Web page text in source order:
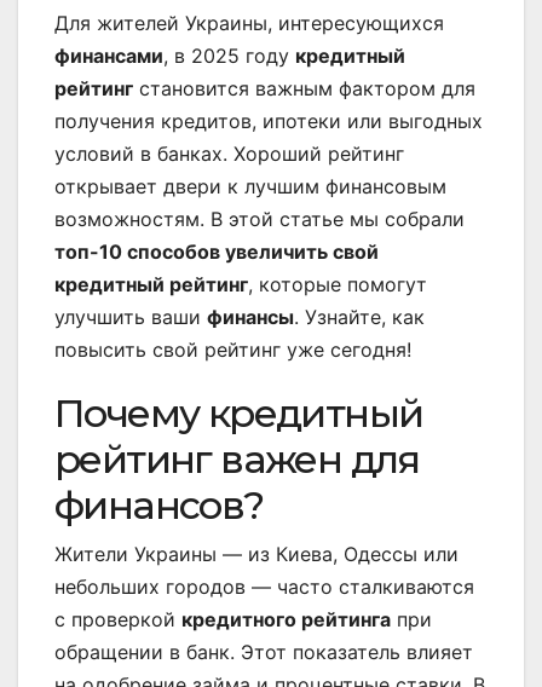
Для жителей Украины, интересующихся
финансами, в 2025 году кредитный
рейтинг становится важным фактором для
получения кредитов, ипотеки или выгодных
условий в банках. Хороший рейтинг
открывает двери к лучшим финансовым
возможностям. В этой статье мы собрали
топ-10 способов увеличить свой
кредитный рейтинг, которые помогут
улучшить ваши финансы. Узнайте, как
повысить свой рейтинг уже сегодня!
Почему кредитный
рейтинг важен для
финансов?
Жители Украины — из Киева, Одессы или
небольших городов — часто сталкиваются
с проверкой кредитного рейтинга при
обращении в банк. Этот показатель влияет